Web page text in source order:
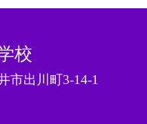
校
市出川町3-14-1